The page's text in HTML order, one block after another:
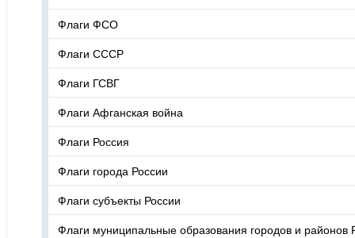
Флаги ФСО
Флаги СССР
Флаги ГСВГ
Флаги Афганская война
Флаги Россия
Флаги города России
Флаги субъекты России
Флаги муниципальные образования городов и районов